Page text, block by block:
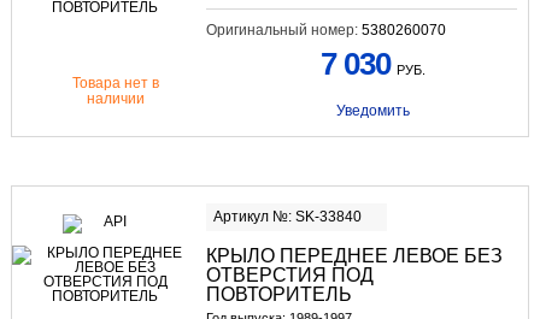
Оригинальный номер: 5380260070
Товара нет в
наличии
7 030 РУБ.
Уведомить
Артикул №: SK-33840
КРЫЛО ПЕРЕДНЕЕ ЛЕВОЕ БЕЗ
ОТВЕРСТИЯ ПОД
ПОВТОРИТЕЛЬ